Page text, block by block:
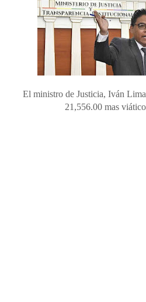
El ministro de Justicia, Iván
21,556.00 mas